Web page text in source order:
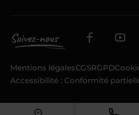
Mentions légalesCGSRGPD
Accessibilité : Conformité